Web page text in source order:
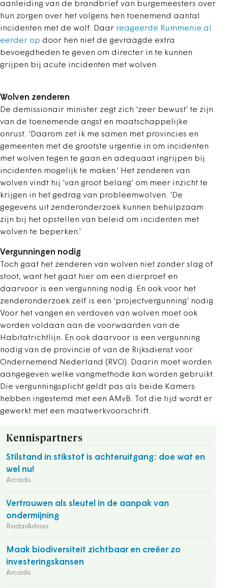
aanleiding van de brandbrief van burgemeesters over
hun zorgen over het volgens hen toenemend aantal
incidenten met de wolf. Daar reageerde Rummenie al
eerder op door hen niet de gevraagde extra
bevoegdheden te geven om directer in te kunnen
grijpen bij acute incidenten met wolven.
Wolven zenderen
De demissionair minister zegt zich ‘zeer bewust’ te zijn
van de toenemende angst en maatschappelijke
onrust. ‘Daarom zet ik me samen met provincies en
gemeenten met de grootste urgentie in om incidenten
met wolven tegen te gaan en adequaat ingrijpen bij
incidenten mogelijk te maken.’ Het zenderen van
wolven vindt hij ‘van groot belang’ om meer inzicht te
krijgen in het gedrag van probleemwolven. ‘De
gegevens uit zenderonderzoek kunnen behulpzaam
zijn bij het opstellen van beleid om incidenten met
wolven te beperken.’
Vergunningen nodig
Toch gaat het zenderen van wolven niet zonder slag of
stoot, want het gaat hier om een dierproef en
daarvoor is een vergunning nodig. En ook voor het
zenderonderzoek zelf is een ‘projectvergunning’ nodig.
Voor het vangen en verdoven van wolven moet ook
worden voldaan aan de voorwaarden van de
Habitatrichtlijn. En ook daarvoor is een vergunning
nodig van de provincie of van de Rijksdienst voor
Ondernemend Nederland (RVO). Daarin moet worden
aangegeven welke vangmethode kan worden gebruikt.
Die vergunningsplicht geldt pas als beide Kamers
hebben ingestemd met een AMvB. Tot die tijd wordt er
gewerkt met een maatwerkvoorschrift.
Kennispartners
Stilstand in stikstof is achteruitgang: doe wat en
wel nu!
Arcadis
Vertrouwen als sleutel in de aanpak van
ondermijning
RadarAdvies
Maak biodiversiteit zichtbaar en creëer zo
investeringskansen
Arcadis